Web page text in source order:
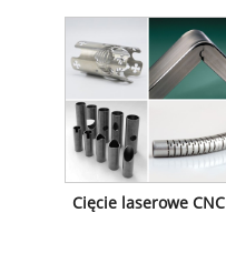
Cięcie laserowe CNC